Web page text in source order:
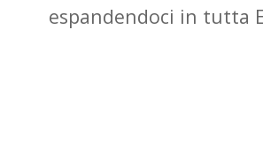
espandendoci in tutta